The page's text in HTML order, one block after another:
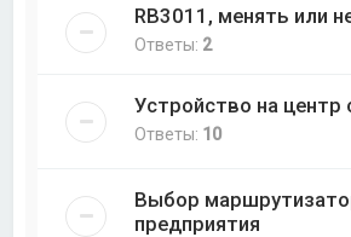
RB3011, менять или
Ответы: 2
Устройство на центр
Ответы: 10
Выбор
предприятия